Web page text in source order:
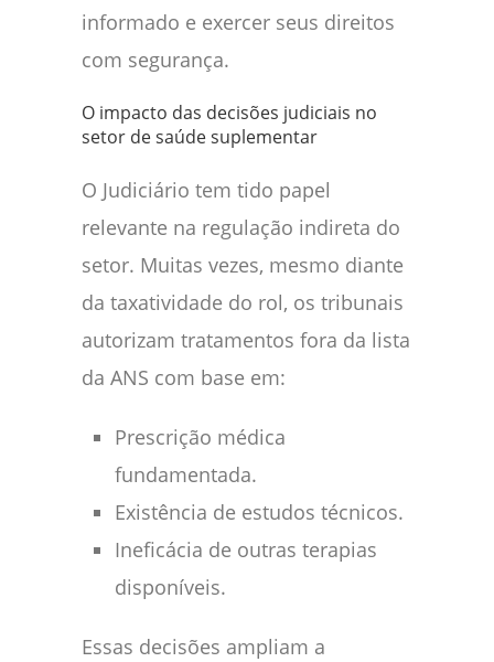
informado e exercer seus direitos
com segurança.
O impacto das decisões judiciais no
setor de saúde suplementar
O Judiciário tem tido papel
relevante na regulação indireta do
setor. Muitas vezes, mesmo diante
da taxatividade do rol, os tribunais
autorizam tratamentos fora da lista
da ANS com base em:
Prescrição médica
fundamentada.
Existência de estudos técnicos.
Ineficácia de outras terapias
disponíveis.
Essas decisões ampliam a